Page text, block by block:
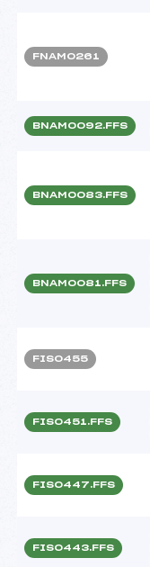
FNAM0261
BNAM0092.FFS
BNAM0083.FFS
BNAM0081.FFS
FIS0455
FIS0451.FFS
FIS0447.FFS
FIS0443.FFS